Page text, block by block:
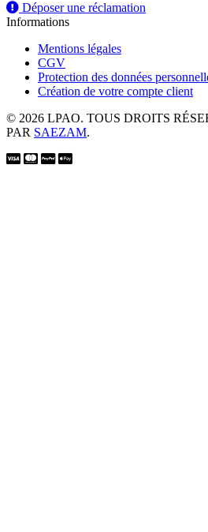
Déposer une réclamation
Informations
Mentions légales
CGV
Protection des données
Création de votre compte client
© 2026 LPAO. TOUS DROITS
PAR SAEZAM.